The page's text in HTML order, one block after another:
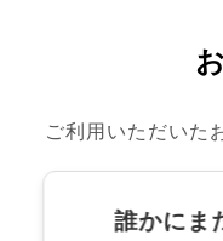
ご利用いただいた
誰かにま